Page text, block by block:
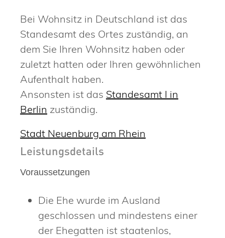
Bei Wohnsitz in Deutschland ist das
Standesamt des Ortes zuständig, an
dem Sie Ihren Wohnsitz haben oder
zuletzt hatten oder Ihren gewöhnlichen
Aufenthalt haben.
Ansonsten ist das Standesamt I in
Berlin zuständig.
Stadt Neuenburg am Rhein
Leistungsdetails
Voraussetzungen
Die Ehe wurde im Ausland
geschlossen und mindestens einer
der Ehegatten ist staatenlos,